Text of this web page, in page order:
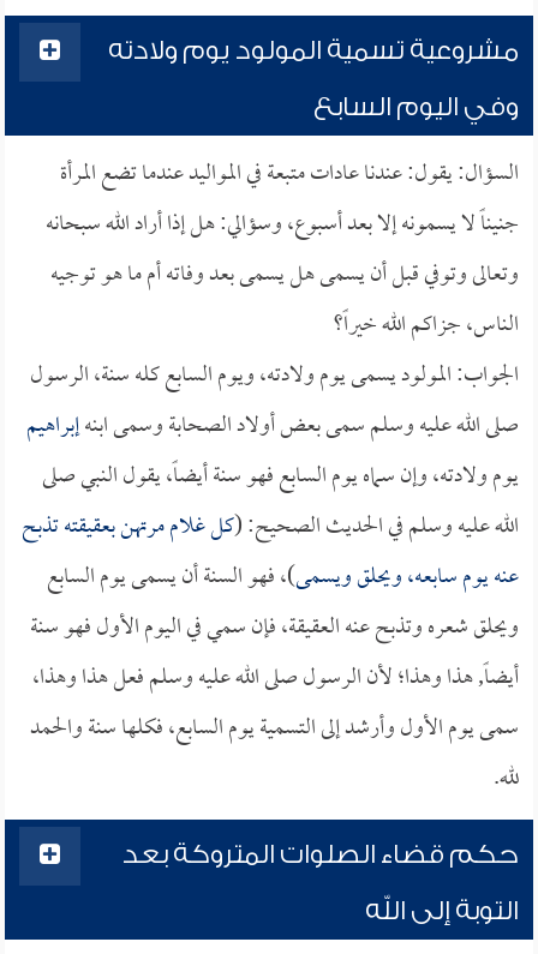
مشروعية تسمية المولود يوم ولادته
وفي اليوم السابع
السؤال: يقول: عندنا عادات متبعة في المواليد عندما تضع المرأة
جنيناً لا يسمونه إلا بعد أسبوع، وسؤالي: هل إذا أراد الله سبحانه
وتعالى وتوفي قبل أن يسمى هل يسمى بعد وفاته أم ما هو توجيه
الناس، جزاكم الله خيراً؟
الجواب: المولود يسمى يوم ولادته، ويوم السابع كله سنة، الرسول
صلى الله عليه وسلم سمى بعض أولاد الصحابة وسمى ابنهإبراهيم
يوم ولادته، وإن سماه يوم السابع فهو سنة أيضاً، يقول النبي صلى
الله عليه وسلم في الحديث الصحيح: (كل غلام مرتهن بعقيقته تذبح
عنه يوم سابعه، ويحلق ويسمى)، فهو السنة أن يسمى يوم السابع
ويحلق شعره وتذبح عنه العقيقة، فإن سمي في اليوم الأول فهو سنة
أيضاً, هذا وهذا؛ لأن الرسول صلى الله عليه وسلم فعل هذا وهذا،
سمى يوم الأول وأرشد إلى التسمية يوم السابع، فكلها سنة والحمد
لله.
حكم قضاء الصلوات المتروكة بعد
التوبة إلى الله